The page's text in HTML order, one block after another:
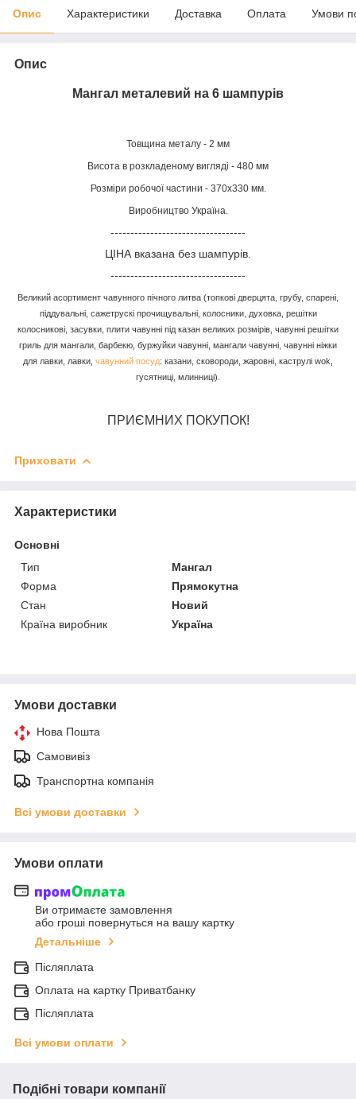
Опис Характеристики Доставка Оплата Умови
Опис
Мангал металевий на 6 шампурів
Товщина металу - 2 мм
Висота в розкладеному вигляді - 480 мм
Розміри робочої частини - 370х330 мм.
Виробництво Україна.
----------------------------------
ЦІНА вказана без шампурів.
----------------------------------
Великий асортимент чавунного пічного литва (топкові дверцята, грубу, спарені,
піддувальні, сажетрускі прочищувальні, колосники, духовка, решітки
колосникові, засувки, плити чавунні під казан великих розмірів, чавунні решітки
гриль для мангали, барбекю, буржуйки чавунні, мангали чавунні, чавунні ніжки
для лавки, лавки, чавунний посуд: казани, сковороди, жаровні, каструлі wok,
гусятниці, млинниці).
ПРИЄМНИХ ПОКУПОК!
Приховати
Характеристики
Основні
Тип
Мангал
Форма
Прямокутна
Стан
Новий
Країна виробник
Україна
Умови доставки
Нова Пошта
Самовивіз
Транспортна компанія
Всі умови доставки
Умови оплати
Ви отримаєте замовлення
або гроші повернуться на вашу картку
Детальніше
Післяплата
Оплата на картку Приватбанку
Післяплата
Всі умови оплати
Подібні товари компанії